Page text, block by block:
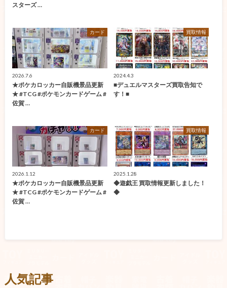
スターズ …
カード
2026.7.6
★ポケカロッカー自販機景品更新
★ #TCG #ポケモンカードゲーム #
佐賀 …
買取情報
2024.4.3
■デュエルマスターズ買取告知で
す！■
カード
2026.1.12
★ポケカロッカー自販機景品更新
★ #TCG #ポケモンカードゲーム #
佐賀 …
買取情報
2025.1.28
◆遊戯王 買取情報更新しました！
◆
人気記事